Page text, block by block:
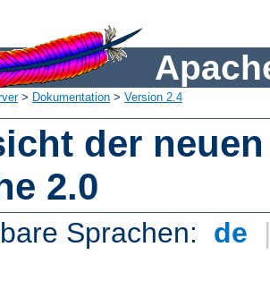
> Dokumentation > Version 2.4
der
2.0
Sprachen: de